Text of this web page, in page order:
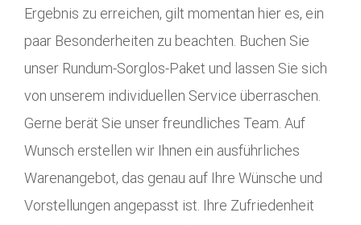
Ergebnis zu erreichen, gilt momentan hier es, ein
paar Besonderheiten zu beachten. Buchen Sie
unser Rundum-Sorglos-Paket und lassen Sie sich
von unserem individuellen Service überraschen.
Gerne berät Sie unser freundliches Team. Auf
Wunsch erstellen wir Ihnen ein ausführliches
Warenangebot, das genau auf Ihre Wünsche und
Vorstellungen angepasst ist. Ihre Zufriedenheit